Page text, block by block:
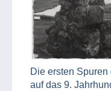
Die ersten
auf das 9.